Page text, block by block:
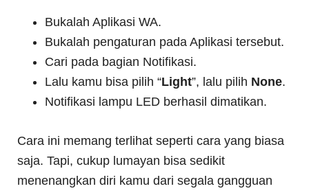
Bukalah Aplikasi WA.
Bukalah pengaturan pada Aplikasi tersebut.
Cari pada bagian Notifikasi.
Lalu kamu bisa pilih “Light”, lalu pilih None.
Notifikasi lampu LED berhasil dimatikan.
Cara ini memang terlihat seperti cara yang biasa
saja. Tapi, cukup lumayan bisa sedikit
menenangkan diri kamu dari segala gangguan